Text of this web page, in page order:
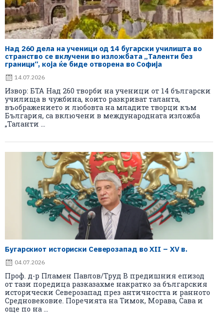
Над 260 дела на ученици од 14 бугарски училишта во
странство се вклучени во изложбата „Таленти без
граници“, која ќе биде отворена во Софија
14.07.2026
Извор: БТА Над 260 творби на ученици от 14 български
училища в чужбина, които разкриват таланта,
въображението и любовта на младите творци към
България, са включени в международната изложба
„Таланти ...
Бугарскиот историски Северозапад во XII – XV в.
04.07.2026
Проф. д-р Пламен Павлов/Труд В предишния епизод
от тази поредица разказахме накратко за българския
исторически Северозапад през античността и ранното
Средновековие. Поречията на Тимок, Морава, Сава и
още по на ...